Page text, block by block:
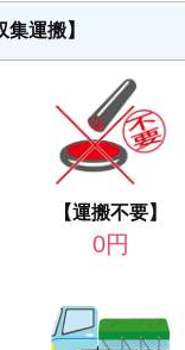
集運搬】
【運搬不要】
0円